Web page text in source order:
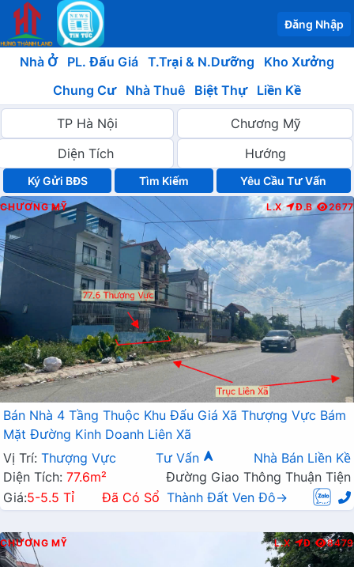
Đăng Nhập
Nhà Ở PL. Đấu Giá T.Trại & N.Dưỡng
Kho Xưởng
Chung Cư
Nhà Thuê Biệt Thự Liền Kề
Ký Gửi BĐS Yêu Cầu Tư Vấn
CHƯƠNG MỸ L.X Đ.B 2677
Bán Nhà 4 Tầng Thuộc Khu Đấu Giá Xã Thượng Vực Bám
Mặt Đường Kinh Doanh Liên Xã
Vị Trí: Thượng Vực Tư Vấn
Nhà Bán Liền Kề
Diện Tích: 77.6m²
Đường Giao Thông Thuận Tiện
Giá:5-5.5 Tỉ Đã Có Sổ Thành Đất Ven Đô→
CHƯƠNG MỸ L.X Đ 8479